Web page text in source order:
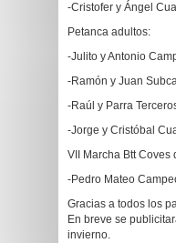
-Cristofer y Ángel
Petanca adultos:
-Julito y Antonio
-Ramón y Juan
-Raúl y Parra
-Jorge y Cristóbal
VII Marcha Btt Coves
-Pedro Mateo
Gracias a todos los
En breve se
invierno.